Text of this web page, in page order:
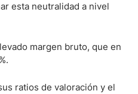
esta neutralidad a nivel
margen bruto, que en
ratios de valoración y el